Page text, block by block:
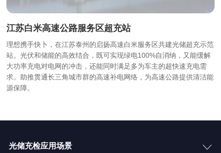
江苏白米高速公路服务区超充站
理想携手快卜，在江苏泰州的启扬高速白米服务区共建光储超充示范
站。光伏和储能的高效结合，既可实现绿电100%自消纳，又能缓解
大功率充电对电网的冲击，还能同时满足多为车主的超快速充电需
求。助推贯通长三角城市群的高速补电网络，为高速公路提供清洁能
源保障。
储能容量 服务能力4个车位
光储充检应用场景